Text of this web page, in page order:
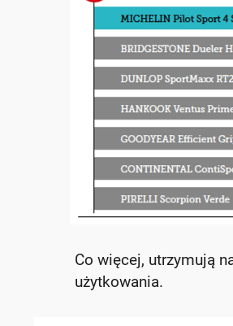
Co więcej, utrzymują
użytkowania.